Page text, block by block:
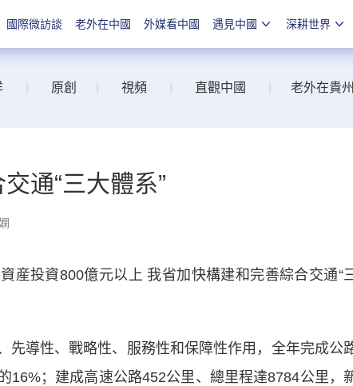
國際微訪談 老外在中國 外媒看中國 遇見中國 深耕世界
原創 視頻 直觀中國 老外在貴州
通“三大體系”
投資800億元以上 我省加快構建和完善綜合交通“
導性、戰略性、服務性和保障性作用，全年完成公
16%；建成高速公路452公里、總里程達8784公里，